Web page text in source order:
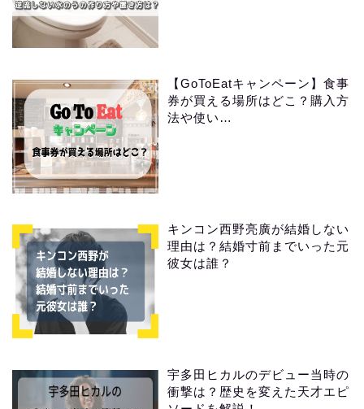
【GoToEatキャンペーン】食事
券が買える場所はどこ？購入方
法や使い…
キンコン西野亮廣が結婚しない
理由は？結婚寸前までいった元
彼女は誰？
宇多田ヒカルのデビュー当時の
衝撃は？歴史を変えた天才エピ